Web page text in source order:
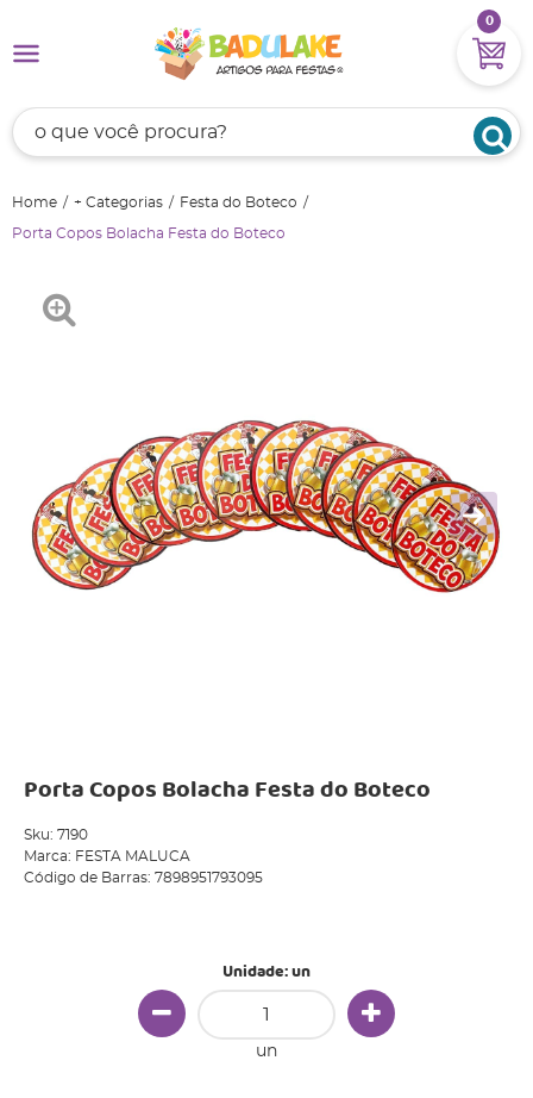
0
Home + Categorias Festa do Boteco
Porta Copos Bolacha Festa do Boteco
Porta Copos Bolacha Festa do Boteco
Sku: 7190
Marca: FESTA MALUCA
Código de Barras: 7898951793095
Unidade: un
un